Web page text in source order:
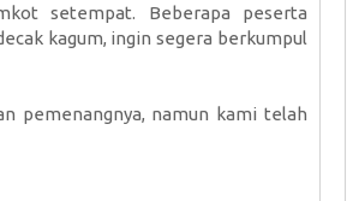
setempat. Beberapa peserta
kagum, ingin segera berkumpul
pemenangnya, namun kami telah